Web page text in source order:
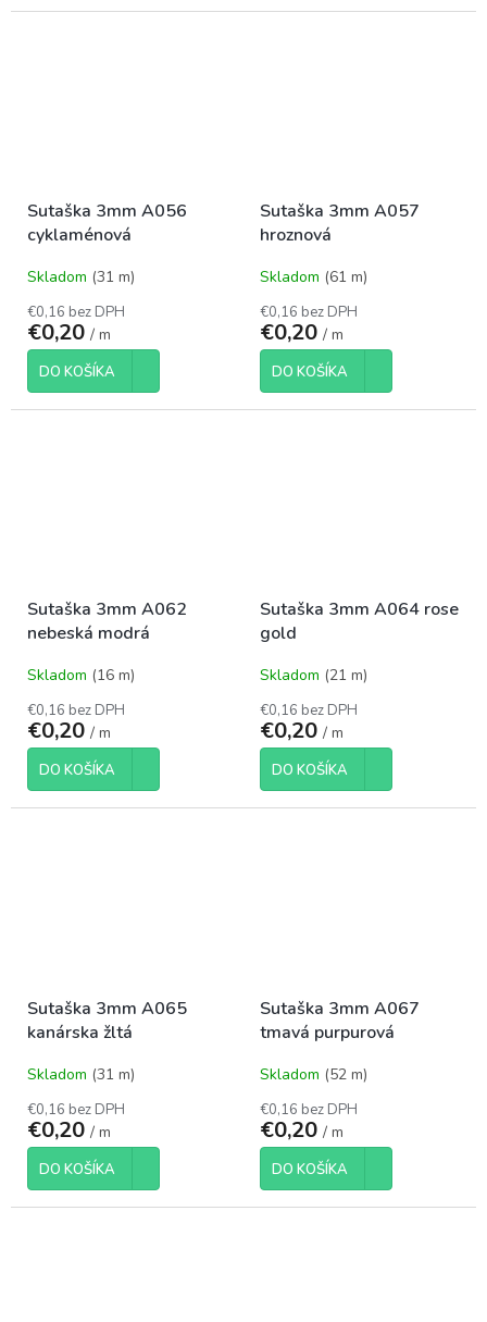
Sutaška 3mm A056
cyklaménová
Skladom (31 m)
€0,16 bez DPH
€0,20 / m
DO KOŠÍKA
Sutaška 3mm A057
hroznová
Skladom (61 m)
€0,16 bez DPH
€0,20 / m
DO KOŠÍKA
Sutaška 3mm A062
nebeská modrá
Skladom (16 m)
€0,16 bez DPH
€0,20 / m
DO KOŠÍKA
Sutaška 3mm A064 rose
gold
Skladom (21 m)
€0,16 bez DPH
€0,20 / m
DO KOŠÍKA
Sutaška 3mm A065
kanárska žltá
Skladom (31 m)
€0,16 bez DPH
€0,20 / m
DO KOŠÍKA
Sutaška 3mm A067
tmavá purpurová
Skladom (52 m)
€0,16 bez DPH
€0,20 / m
DO KOŠÍKA